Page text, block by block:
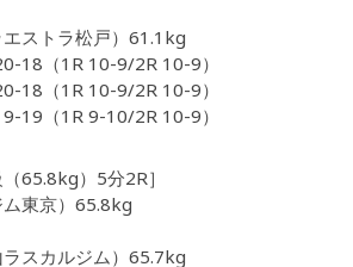
ストラ松戸）61.1kg
18（1R 10-9/2R 10-9）
1R 10-9/2R 10-9）
1R 9-10/2R 10-9）
65.8kg）5分2R］
東京）65.8kg
スカルジム）65.7kg